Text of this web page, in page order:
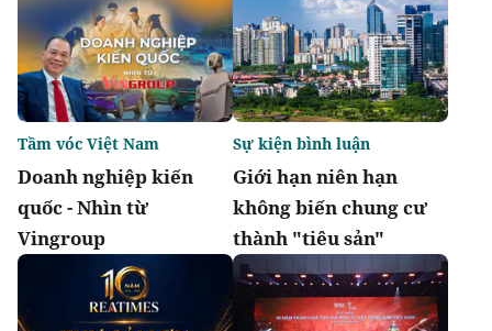
Doanh nghiệp kiến
quốc - Nhìn từ
Vingroup
Tầm vóc Việt Nam
Giới hạn niên hạn
không biến chung cư
thành "tiêu sản"
Sự kiện bình luận